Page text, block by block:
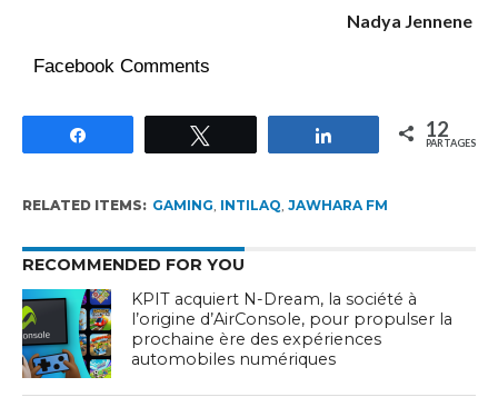
Nadya Jennene
Facebook Comments
Partagez 12
PARTAGES
RELATED ITEMS: GAMING INTILAQ JAWHARA FM
RECOMMENDED FOR YOU
KPIT acquiert N-Dream, la société à
l’origine d’AirConsole, pour propulser la
prochaine ère des expériences
automobiles numériques